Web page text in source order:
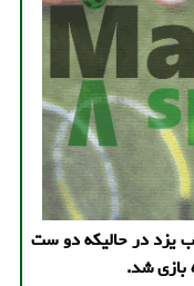
یزد در حالیکه دو ست